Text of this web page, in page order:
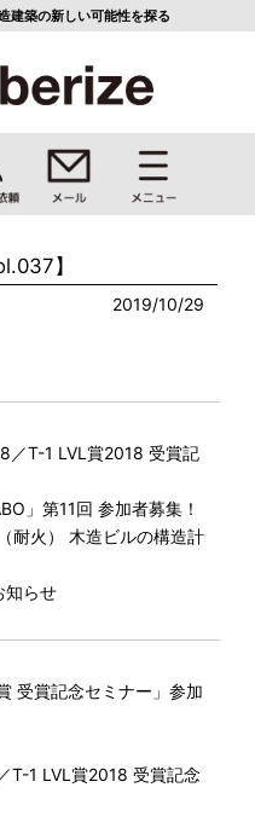
建築の新しい可能性を探る
】
2019/10/29
／T-1 LVL賞2018 受賞記
」第11回 参加者募集！
耐火） 木造ビルの構造計
らせ
受賞記念セミナー」参加
T-1 LVL賞2018 受賞記念